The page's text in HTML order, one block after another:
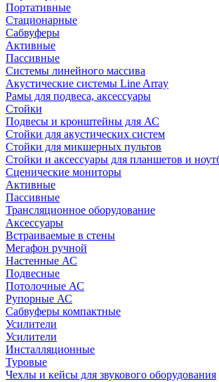
Портативные
Стационарные
Сабвуферы
Активные
Пассивные
Системы линейного массива
Акустические системы Line Array
Рамы для подвеса, аксессуары
Стойки
Подвесы и кронштейны для АС
Стойки для акустических систем
Стойки для микшерных пультов
Стойки и аксессуары для планшетов и
Сценические мониторы
Активные
Пассивные
Трансляционное оборудование
Аксессуары
Встраиваемые в стены
Мегафон ручной
Настенные АС
Подвесные
Потолочные АС
Рупорные АС
Сабвуферы компактные
Усилители
Усилители
Инсталляционные
Туровые
Чехлы и кейсы для звукового оборудования